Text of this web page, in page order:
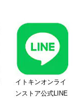
イトキンオンライ
ンストア公式LINE